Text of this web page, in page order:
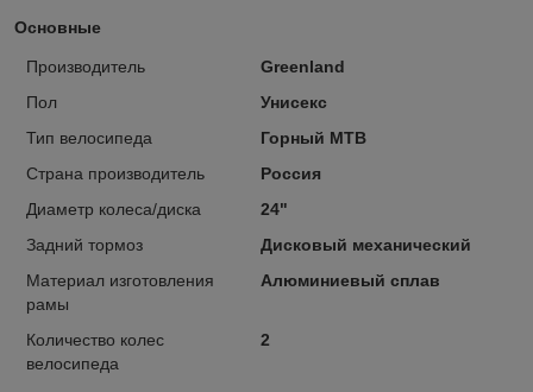
Основные
Производитель
Greenland
Пол
Унисекс
Тип велосипеда
Горный MTB
Страна производитель
Россия
Диаметр колеса/диска
24"
Задний тормоз
Дисковый механический
Материал изготовления
рамы
Алюминиевый сплав
Количество колес
велосипеда
2